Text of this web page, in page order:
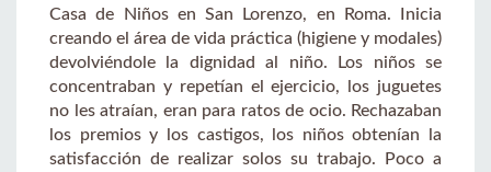
Casa de Niños en San Lorenzo, en Roma. Inicia
creando el área de vida práctica (higiene y modales)
devolviéndole la dignidad al niño. Los niños se
concentraban y repetían el ejercicio, los juguetes
no les atraían, eran para ratos de ocio. Rechazaban
los premios y los castigos, los niños obtenían la
satisfacción de realizar solos su trabajo. Poco a